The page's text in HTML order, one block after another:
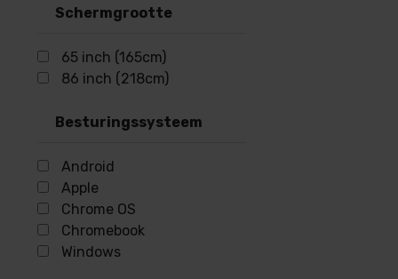
Schermgrootte
65 inch (165cm)
86 inch (218cm)
Besturingssysteem
Android
Apple
Chrome OS
Chromebook
Windows